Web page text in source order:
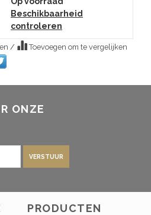
Beschikbaarheid
controleren
/ Toevoegen om te vergelijken
ONZE
VERSTUUR
PRODUCTEN